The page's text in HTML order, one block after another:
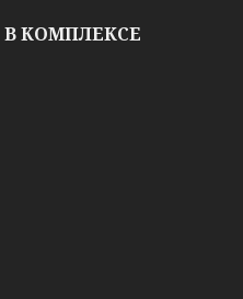
В КОМПЛЕКСЕ